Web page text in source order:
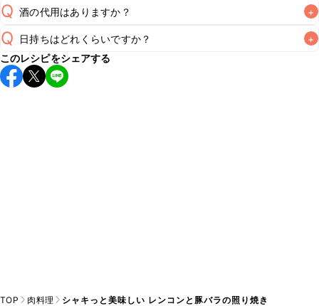
A
Q 酒の代用はありますか？ +
A
Q 日持ちはどれくらいですか？ +
保存期間は冷蔵で翌日中が目安です。なるべくお早めにお召
し上がりください。
このレシピをシェアする
TOP 肉料理 シャキっと美味しい レンコンと豚バラの照り焼き